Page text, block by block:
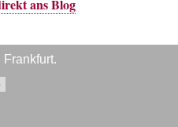
ans Blog